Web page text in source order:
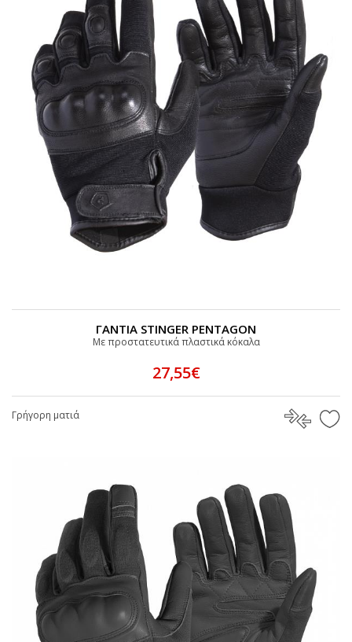
ΓΑΝΤΙΑ STINGER PENTAGON
Με προστατευτικά πλαστικά κόκαλα
27,55€
Γρήγορη ματιά